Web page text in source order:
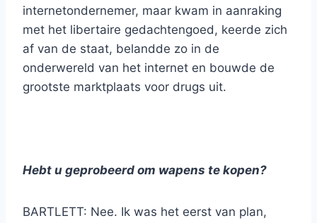
internetondernemer, maar kwam in aanraking
met het libertaire gedachtengoed, keerde zich
af van de staat, belandde zo in de
onderwereld van het internet en bouwde de
grootste marktplaats voor drugs uit.
Hebt u geprobeerd om wapens te kopen?
BARTLETT: Nee. Ik was het eerst van plan,